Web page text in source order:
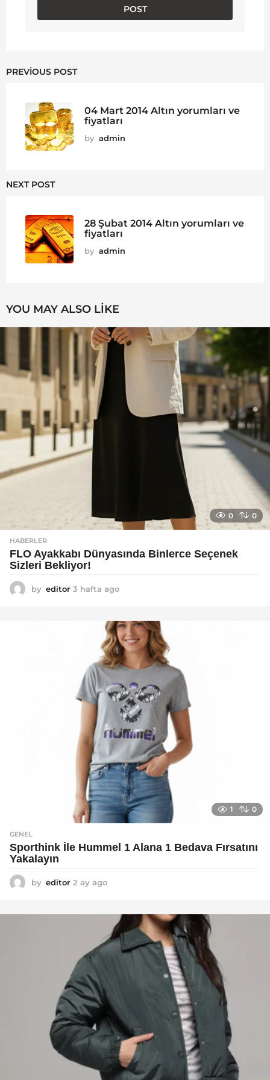
PREVIOUS POST
04 Mart 2014 Altın yorumları ve
fiyatları
by admin
NEXT POST
28 Şubat 2014 Altın yorumları ve
fiyatları
by admin
YOU MAY ALSO LIKE
0 0
HABERLER
FLO Ayakkabı Dünyasında Binlerce Seçenek
Sizleri Bekliyor!
by editor 3 hafta ago
a
g
o
1 0
GENEL
Sporthink İle Hummel 1 Alana 1 Bedava Fırsatını
Yakalayın
by editor 2 ay ago
a
g
o